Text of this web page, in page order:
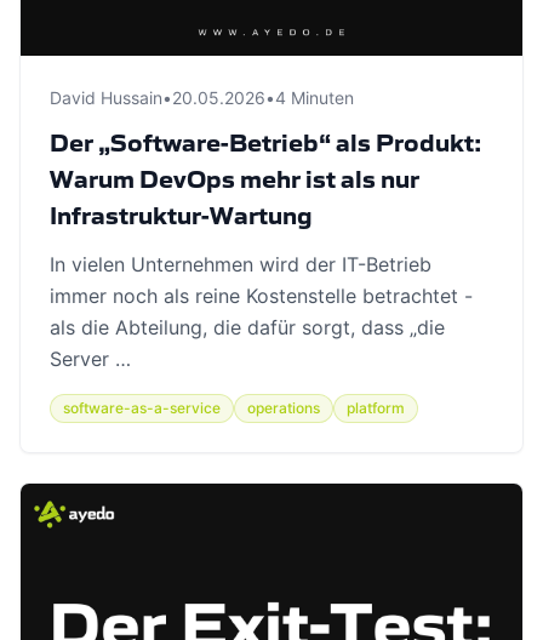
David Hussain•20.05.2026•4 Minuten
Der „Software-Betrieb“ als Produkt:
Warum DevOps mehr ist als nur
Infrastruktur-Wartung
In vielen Unternehmen wird der IT-Betrieb
immer noch als reine Kostenstelle betrachtet -
als die Abteilung, die dafür sorgt, dass „die
Server …
software-as-a-service operations platform